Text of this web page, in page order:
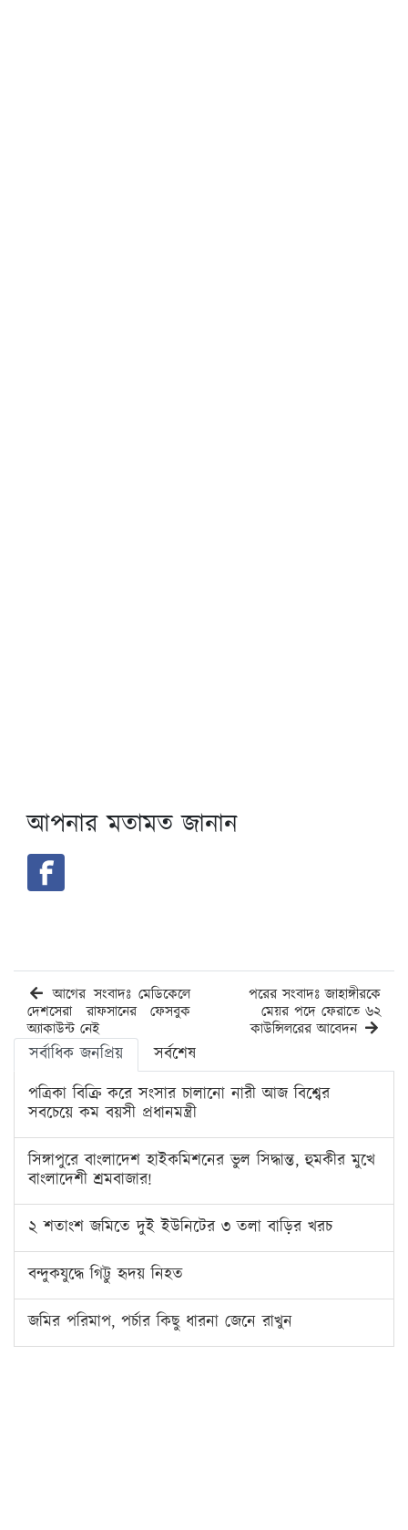
আপনার মতামত জানান
আগের সংবাদঃ মেডিকেলে
দেশসেরা রাফসানের ফেসবুক
অ্যাকাউন্ট নেই
পরের সংবাদঃ জাহাঙ্গীরকে
মেয়র পদে ফেরাতে ৬২
কাউন্সিলরের আবেদন
সর্বাধিক জনপ্রিয়
সর্বশেষ
পত্রিকা বিক্রি করে সংসার চালানো নারী আজ বিশ্বের
সবচেয়ে কম বয়সী প্রধানমন্ত্রী
সিঙ্গাপুরে বাংলাদেশ হাইকমিশনের ভুল সিদ্ধান্ত, হুমকীর মুখে
বাংলাদেশী শ্রমবাজার!
২ শতাংশ জমিতে দুই ইউনিটের ৩ তলা বাড়ির খরচ
বন্দুকযুদ্ধে গিট্টু হৃদয় নিহত
জমির পরিমাপ, পর্চার কিছু ধারনা জেনে রাখুন